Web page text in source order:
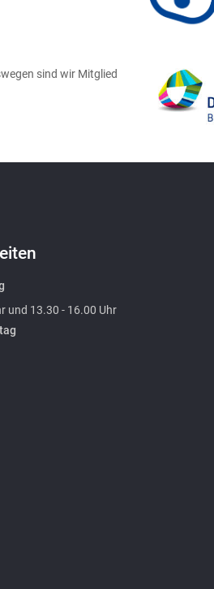
sind wir Mitglied
und 13.30 - 16.00 Uhr